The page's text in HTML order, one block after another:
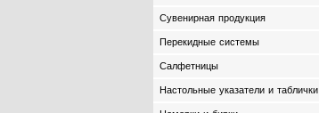
Сувенирная продукция
Перекидные системы
Салфетницы
Настольные указатели и таблички